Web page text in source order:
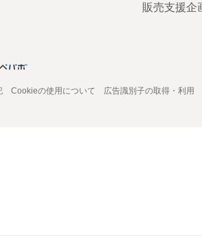
販売支援企
Cookieの使用について 広告識別子の取得・利用